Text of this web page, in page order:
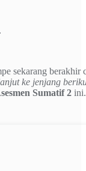
sekarang berakhir
ke jenjang
Sumatif 2